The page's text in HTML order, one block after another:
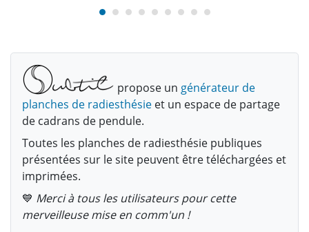
propose un générateur de
planches de radiesthésie et un espace de partage
de cadrans de pendule.
Toutes les planches de radiesthésie publiques
présentées sur le site peuvent être téléchargées et
imprimées.
💙 Merci à tous les utilisateurs pour cette
merveilleuse mise en comm'un !